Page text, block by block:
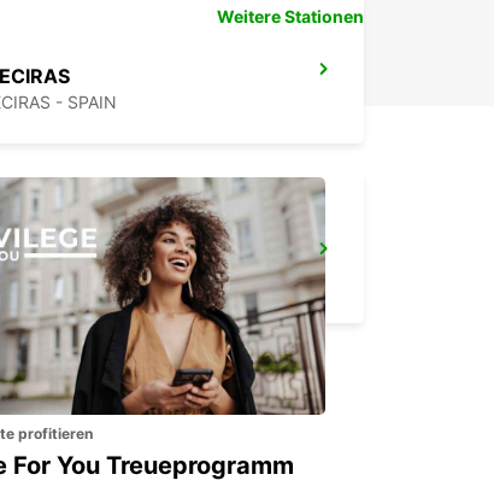
- SPAIN
- LA LINEA
DE LA CONCEPCION - SPAIN
Weitere Stationen
profitieren
For You Treueprogramm